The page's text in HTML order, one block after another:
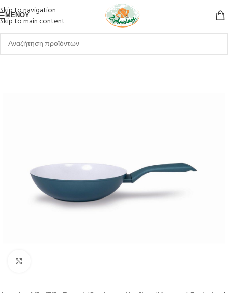
Skip to navigation
Skip to main content
ΜΕΝΟΎ